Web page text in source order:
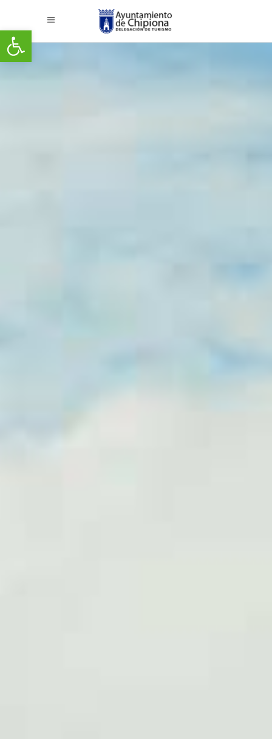
Abrir barra de herramientas